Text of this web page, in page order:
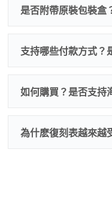
為事故，免費維修三
質檢查
度、錶帶等部位
是否有異音，再
是否附帶原裝包裝盒
我們默認會提供
以找我們搭配，
如是鋼帶手錶會
注：部分原裝盒
支持哪些付款方式？
如何購買？是否支持
為什麽復刻表越來越